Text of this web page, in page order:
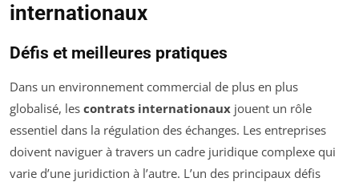
internationaux
Défis et meilleures pratiques
Dans un environnement commercial de plus en plus
globalisé, les contrats internationaux jouent un rôle
essentiel dans la régulation des échanges. Les entreprises
doivent naviguer à travers un cadre juridique complexe qui
varie d’une juridiction à l’autre. L’un des principaux défis